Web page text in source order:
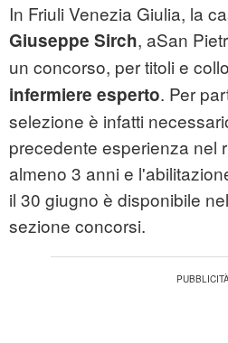
In Friuli Venezia Giulia, la
Giuseppe Sirch, aSan
un concorso, per titoli e
infermiere esperto. Per
selezione è infatti
precedente esperienza nel
almeno 3 anni e
il 30 giugno è disponibile
sezione concorsi.